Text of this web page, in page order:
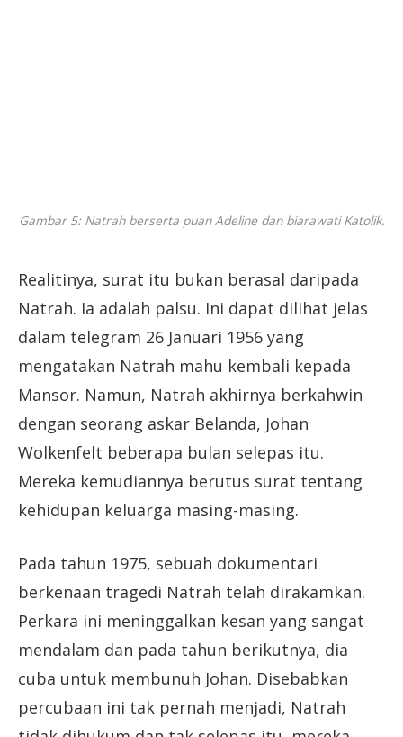
Gambar 5: Natrah berserta puan Adeline dan biarawati Katolik.
Realitinya, surat itu bukan berasal daripada
Natrah. Ia adalah palsu. Ini dapat dilihat jelas
dalam telegram 26 Januari 1956 yang
mengatakan Natrah mahu kembali kepada
Mansor. Namun, Natrah akhirnya berkahwin
dengan seorang askar Belanda, Johan
Wolkenfelt beberapa bulan selepas itu.
Mereka kemudiannya berutus surat tentang
kehidupan keluarga masing-masing.
Pada tahun 1975, sebuah dokumentari
berkenaan tragedi Natrah telah dirakamkan.
Perkara ini meninggalkan kesan yang sangat
mendalam dan pada tahun berikutnya, dia
cuba untuk membunuh Johan. Disebabkan
percubaan ini tak pernah menjadi, Natrah